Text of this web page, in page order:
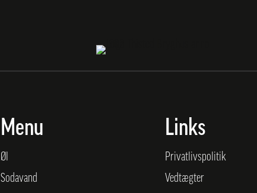
Menu
Øl
Sodavand
Links
Privatlivspolitik
Vedtægter